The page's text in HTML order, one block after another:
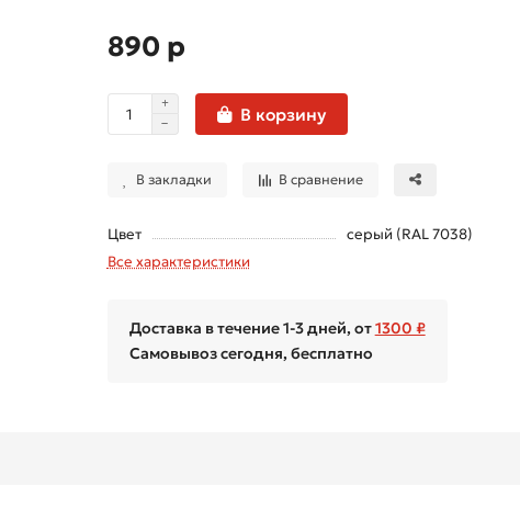
890 р
В корзину
В закладки В сравнение
Цвет
серый (RAL 7038)
Все характеристики
Доставка в течение 1-3 дней, от1300 ₽
Самовывоз сегодня, бесплатно